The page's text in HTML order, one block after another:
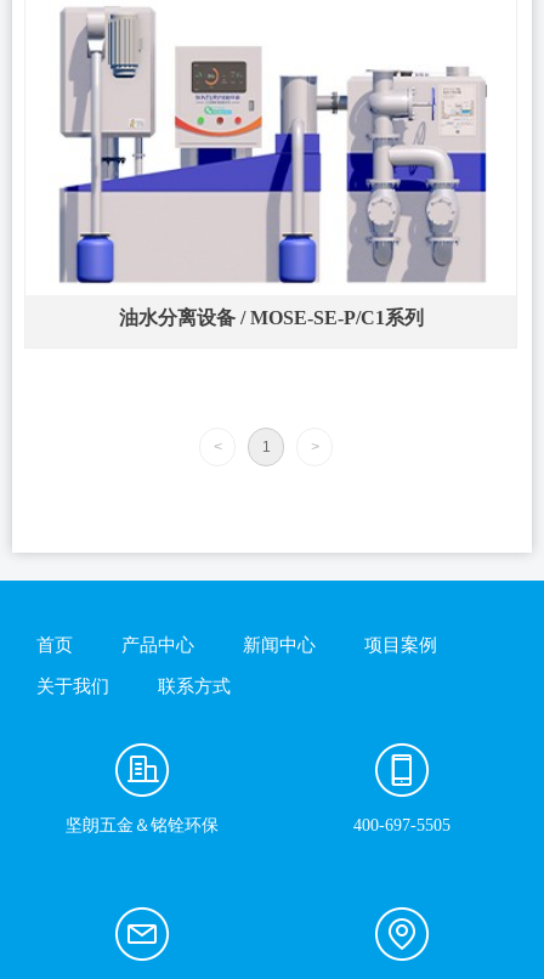
油水分离设备 / MOSE-SE-P/C1系列
< 1 >
坚朗五金＆铭铨环保 400-697-5505
首页 产品中心 新闻中心 项目案例
关于我们 联系方式